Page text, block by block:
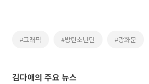
#그래픽 #방탄소년단 #광화문
김다애의 주요 뉴스